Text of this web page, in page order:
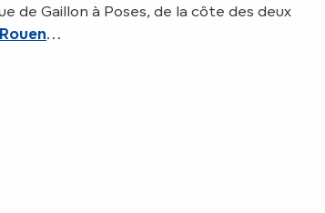
de Gaillon à Poses, de la côte des deux
…